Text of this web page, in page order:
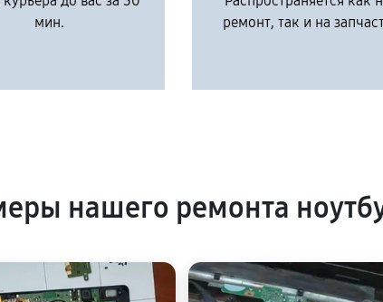
мин.
ремонт, так и на
нашего ремонта